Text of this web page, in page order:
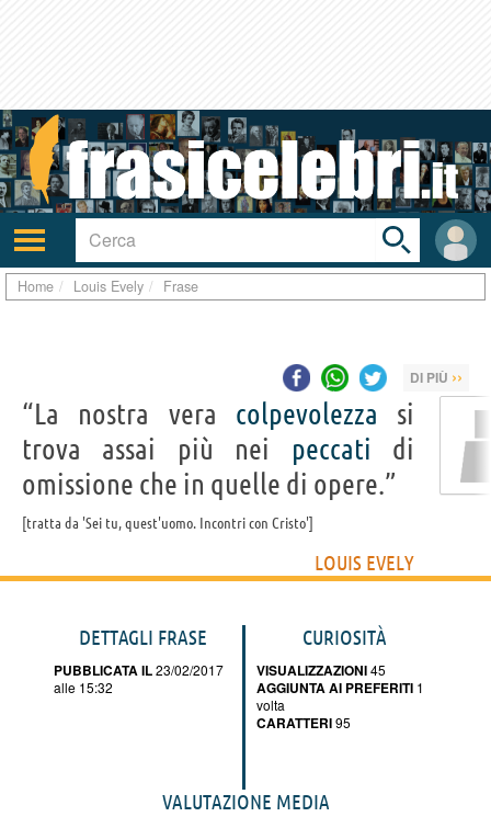
Attiva/disattiva
navigazione
User
area
Toggle
search
bar
Home Louis Evely Frase
DI PIÙ ››
“La nostra vera colpevolezza si
trova assai più nei peccati di
omissione che in quelle di opere.”
tratta da 'Sei tu, quest'uomo. Incontri con Cristo'
LOUIS EVELY
DETTAGLI FRASE
PUBBLICATA IL23/02/2017
alle 15:32
CURIOSITÀ
VISUALIZZAZIONI45
AGGIUNTA AI PREFERITI 1
volta
CARATTERI95
VALUTAZIONE MEDIA